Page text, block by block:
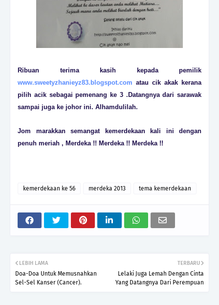
Ribuan terima kasih kepada pemilik
www.sweetyzhanieyz83.blogspot.com atau cik akak kerana
pilih acik sebagai pemenang ke 3 .Datangnya dari sarawak
sampai juga ke johor ini. Alhamdulilah.
Jom marakkan semangat kemerdekaan kali ini dengan
penuh meriah , Merdeka !! Merdeka !! Merdeka !!
kemerdekaan ke 56 merdeka 2013 tema kemerdekaan
TERBARU
Lelaki Juga Lemah Dengan Cinta
Yang Datangnya Dari Perempuan
LEBIH LAMA
Doa-Doa Untuk Memusnahkan
Sel-Sel Kanser (Cancer).